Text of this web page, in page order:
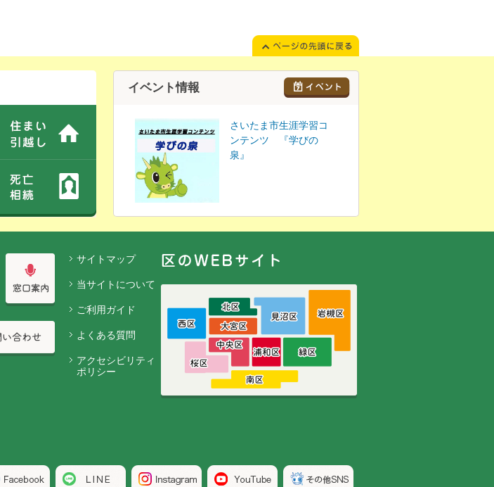
イベント情報
さいたま市生涯学習コ
ンテンツ 『学びの
泉』
サイトマップ
当サイトについて
ご利用ガイド
よくある質問
アクセシビリティ
ポリシー